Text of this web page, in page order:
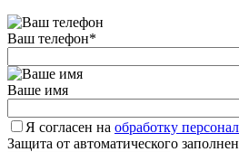
Ваш телефон*
Ваше имя
Я согласен на обработку
Защита от автоматического